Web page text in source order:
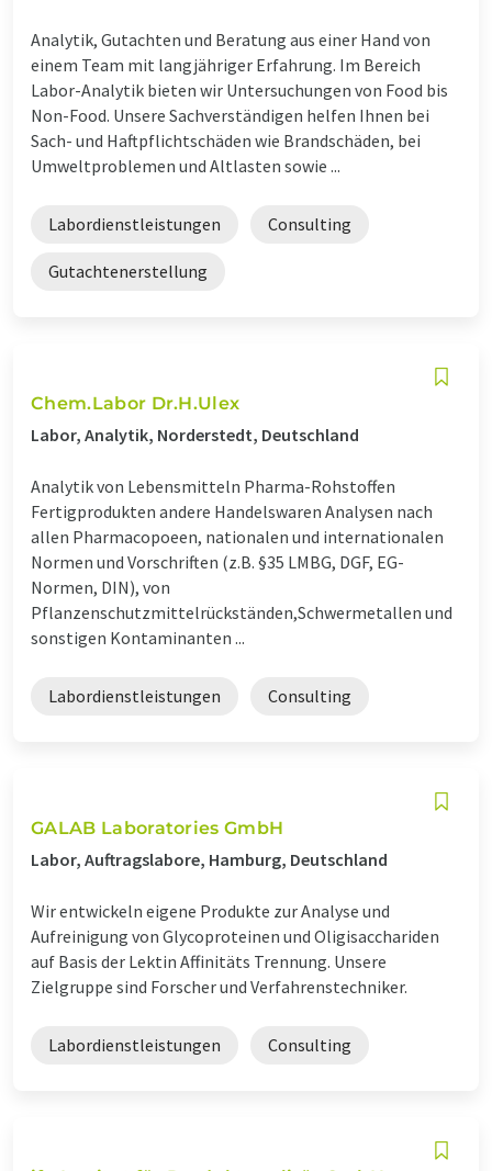
Analytik, Gutachten und Beratung aus einer Hand von
einem Team mit langjähriger Erfahrung. Im Bereich
Labor-Analytik bieten wir Untersuchungen von Food bis
Non-Food. Unsere Sachverständigen helfen Ihnen bei
Sach- und Haftpflichtschäden wie Brandschäden, bei
Umweltproblemen und Altlasten sowie ...
Labordienstleistungen Consulting
Gutachtenerstellung
Chem.Labor Dr.H.Ulex
Labor, Analytik, Norderstedt, Deutschland
Analytik von Lebensmitteln Pharma-Rohstoffen
Fertigprodukten andere Handelswaren Analysen nach
allen Pharmacopoeen, nationalen und internationalen
Normen und Vorschriften (z.B. §35 LMBG, DGF, EG-
Normen, DIN), von
Pflanzenschutzmittelrückständen,Schwermetallen und
sonstigen Kontaminanten ...
Labordienstleistungen Consulting
GALAB Laboratories GmbH
Labor, Auftragslabore, Hamburg, Deutschland
Wir entwickeln eigene Produkte zur Analyse und
Aufreinigung von Glycoproteinen und Oligisacchariden
auf Basis der Lektin Affinitäts Trennung. Unsere
Zielgruppe sind Forscher und Verfahrenstechniker.
Labordienstleistungen Consulting